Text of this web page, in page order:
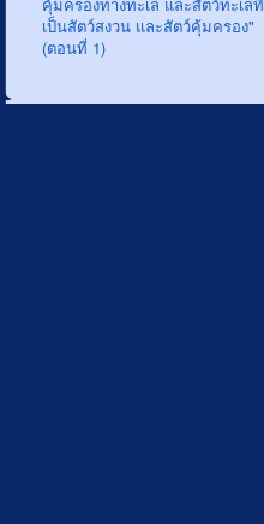
เป็นสัตว์สงวน และสัตว์คุ้มครอง"
(ตอนที่ 1)